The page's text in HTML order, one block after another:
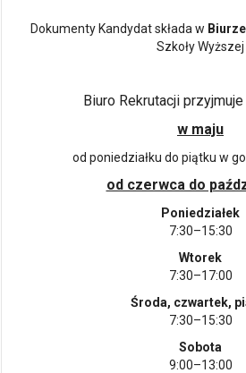
Dokumenty Kandydat składa w
Szkoły Wyższej
Biuro Rekrutacji
w maju
od poniedziałku do piątku w
od czerwca do
Poniedziałek
7:30–15:30
Wtorek
7:30–17:00
Środa, czwartek,
7:30–15:30
Sobota
9:00–13:00